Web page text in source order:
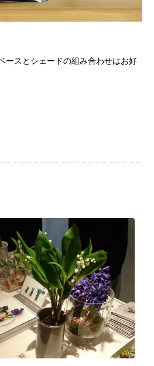
スとシェードの組み合わせはお好